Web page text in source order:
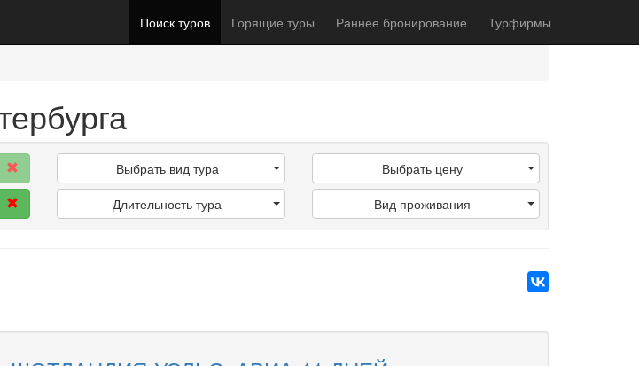
Поиск туров Горящие туры Раннее бронирование Турфирмы
Выбрать вид тура
Длительность тура
Выбрать цену
Вид проживания